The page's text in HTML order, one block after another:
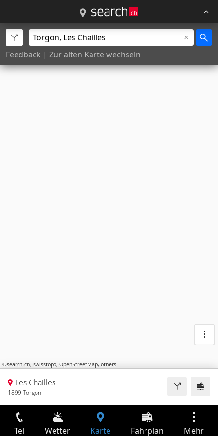
Feedback | Zur alten Karte wechseln
©search.ch, swisstopo, OpenStreetMap, others
Les Chailles
1899 Torgon
Tel Wetter Karte Fahrplan Mehr